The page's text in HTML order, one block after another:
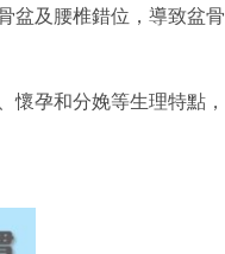
盆及腰椎錯位，導致盆骨
懷孕和分娩等生理特點，